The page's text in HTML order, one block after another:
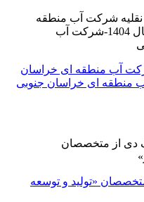
آب منطقه ای خراسان
«تولید و توسعه